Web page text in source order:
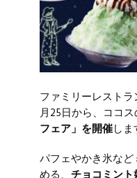
ファミリーレストラ
月25日から、ココ
フェア」を開催しま
パフェやかき氷な